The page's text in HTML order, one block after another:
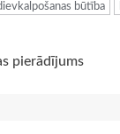
būtība
pierādījums